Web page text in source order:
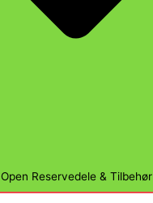
Open Reservedele & Tilbehør